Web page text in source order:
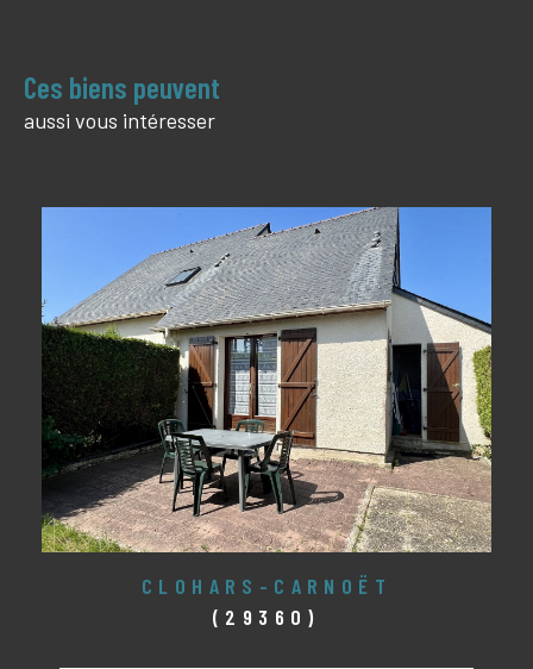
Ces biens peuvent
aussi vous intéresser
CLOHARS-CARNOËT
(29360)